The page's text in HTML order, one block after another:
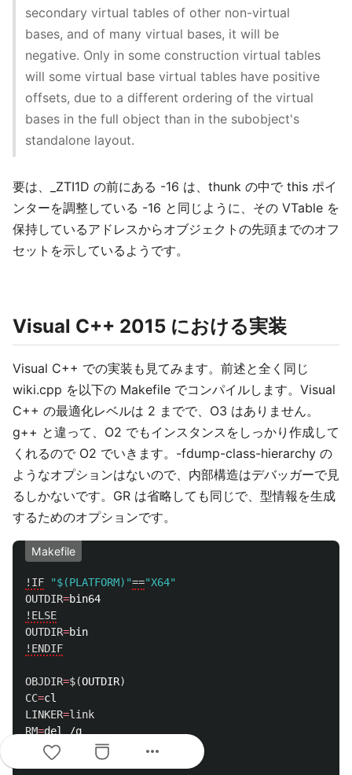
secondary virtual tables of other non-virtual
bases, and of many virtual bases, it will be
negative. Only in some construction virtual tables
will some virtual base virtual tables have positive
offsets, due to a different ordering of the virtual
bases in the full object than in the subobject's
standalone layout.
要は、_ZTI1D の前にある -16 は、thunk の中で this ポイ
ンターを調整している -16 と同じように、その VTable を
保持しているアドレスからオブジェクトの先頭までのオフ
セットを示しているようです。
Visual C++ 2015 における実装
Visual C++ での実装も見てみます。前述と全く同じ
wiki.cpp を以下の Makefile でコンパイルします。Visual
C++ の最適化レベルは 2 までで、O3 はありません。
g++ と違って、O2 でもインスタンスをしっかり作成して
くれるので O2 でいきます。-fdump-class-hierarchy の
ようなオプションはないので、内部構造はデバッガーで見
るしかないです。GR は省略しても同じで、型情報を生成
するためのオプションです。
Makefile
!IF "$(PLATFORM)"=="X64"
OUTDIR=
!ELSE
OUTDIR=
!ENDIF
OBJDIR=$(OUTDIR)
CC=
LINKER=link
RM=del /q
TARGET
more_horiz